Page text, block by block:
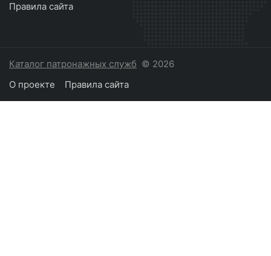
Правила сайта
Каталог патронажных служб © 2026
О проекте
Правила сайта